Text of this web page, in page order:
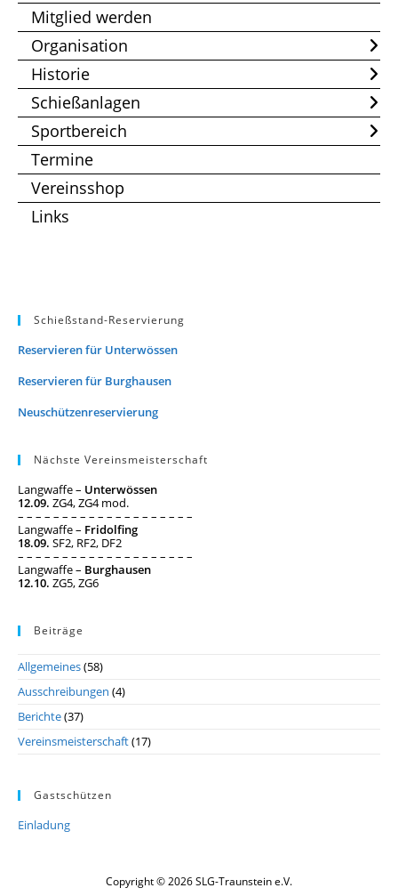
Mitglied werden
Organisation
Historie
Schießanlagen
Sportbereich
Termine
Vereinsshop
Links
Schießstand-Reservierung
Reservieren für Unterwössen
Reservieren für Burghausen
Neuschützenreservierung
Nächste Vereinsmeisterschaft
Langwaffe – Unterwössen
12.09. ZG4, ZG4 mod.
– – – – – – – – – – – – – – – – – – – –
Langwaffe – Fridolfing
18.09. SF2, RF2, DF2
– – – – – – – – – – – – – – – – – – – –
Langwaffe – Burghausen
12.10. ZG5, ZG6
Beiträge
Allgemeines(58)
Ausschreibungen (4)
Berichte(37)
Vereinsmeisterschaft(17)
Gastschützen
Einladung
Copyright © 2026 SLG-Traunstein e.V.